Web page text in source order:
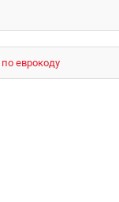
по еврокоду